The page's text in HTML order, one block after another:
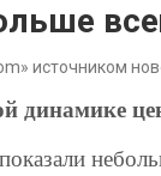
источником
динамике